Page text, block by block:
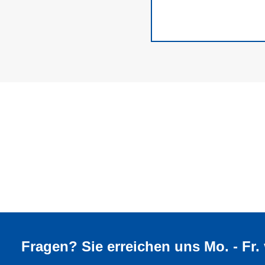
Fragen? Sie erreichen uns Mo. - Fr.